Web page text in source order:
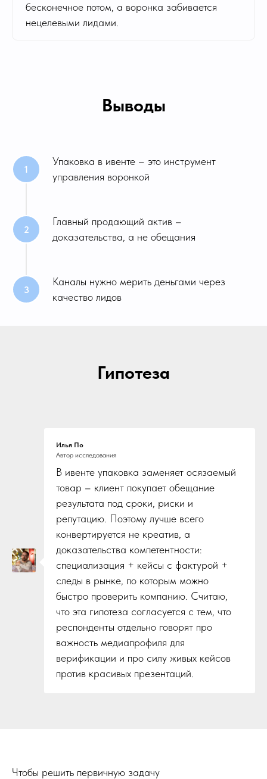
бесконечное потом, а воронка забивается
нецелевыми лидами.
Выводы
Упаковка в ивенте – это инструмент
управления воронкой
Главный продающий актив –
доказательства, а не обещания
Каналы нужно мерить деньгами через
качество лидов
Гипотеза
Илья По
Автор исследования
В ивенте упаковка заменяет осязаемый
товар – клиент покупает обещание
результата под сроки, риски и
репутацию. Поэтому лучше всего
конвертируется не креатив, а
доказательства компетентности:
специализация + кейсы с фактурой +
следы в рынке, по которым можно
быстро проверить компанию. Считаю,
что эта гипотеза согласуется с тем, что
респонденты отдельно говорят про
важность медиапрофиля для
верификации и про силу живых кейсов
против красивых презентаций.
Чтобы решить первичную задачу